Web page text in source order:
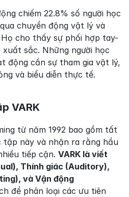
chiếm 22.8% số người học
chuyển động vật lý và
cho thấy sự phối hợp tay-
sắc. Những người học
động cần sự tham gia vật lý,
và biểu diễn thực tế.
VARK
từ năm 1992 bao gồm tất
tập này và nhận ra rằng hầu
tiếp cận. VARK là viết
Thính giác (Auditory),
và Vận động
để phân loại các ưu tiên